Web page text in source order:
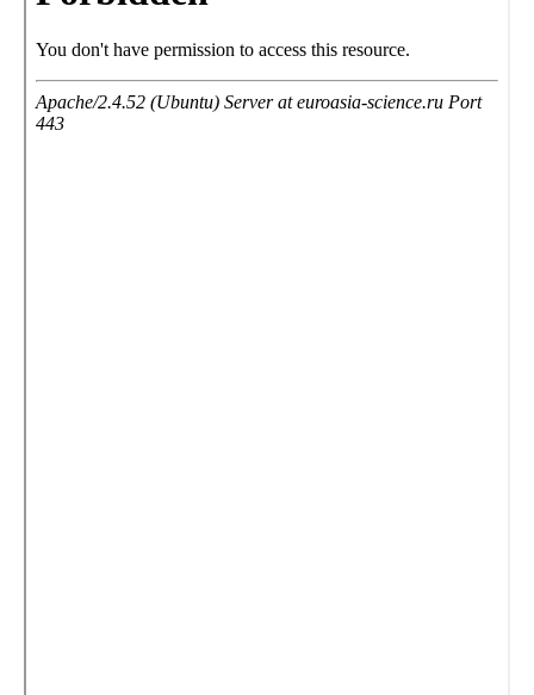
содержимому